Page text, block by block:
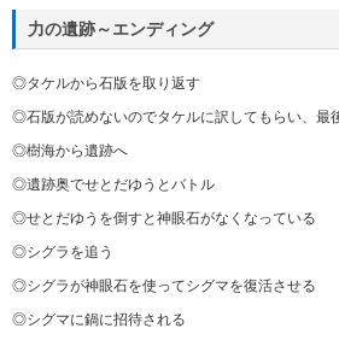
力の遺跡～エンディング
◎タケルから石版を取り返す
◎石版が読めないのでタケルに訳してもらい、最
◎樹海から遺跡へ
◎遺跡奥でせとだゆうとバトル
◎せとだゆうを倒すと神眼石がなくなっている
◎シグラを追う
◎シグラが神眼石を使ってシグマを復活させる
◎シグマに鍋に招待される